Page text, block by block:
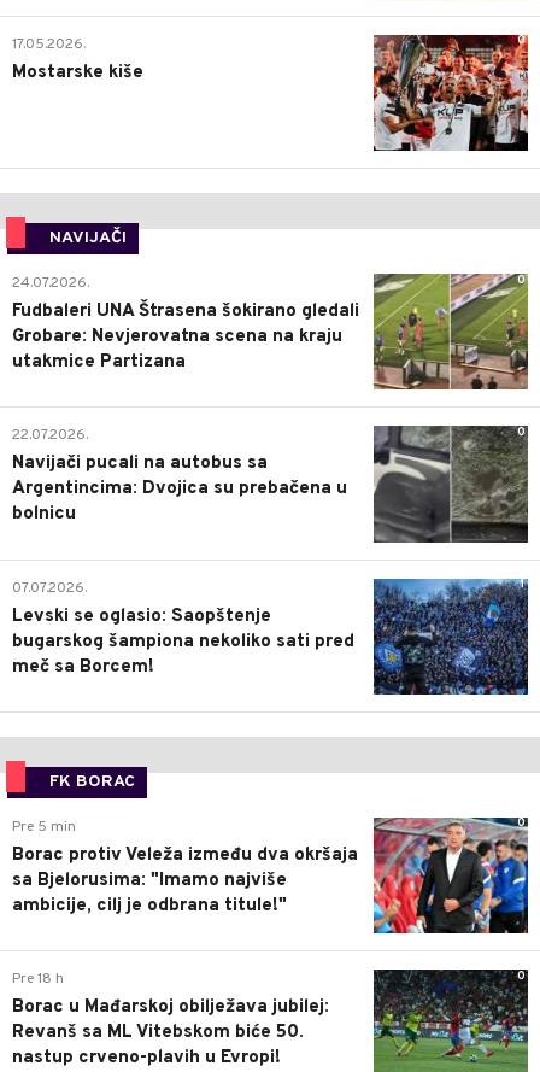
0
17.05.2026.
Mostarske kiše
NAVIJAČI
0
24.07.2026.
Fudbaleri UNA Štrasena šokirano gledali
Grobare: Nevjerovatna scena na kraju
utakmice Partizana
0
22.07.2026.
Navijači pucali na autobus sa
Argentincima: Dvojica su prebačena u
bolnicu
1
07.07.2026.
Levski se oglasio: Saopštenje
bugarskog šampiona nekoliko sati pred
meč sa Borcem!
FK BORAC
0
Pre 5 min
Borac protiv Veleža između dva okršaja
sa Bjelorusima: "Imamo najviše
ambicije, cilj je odbrana titule!"
0
Pre 18 h
Borac u Mađarskoj obilježava jubilej:
Revanš sa ML Vitebskom biće 50.
nastup crveno-plavih u Evropi!